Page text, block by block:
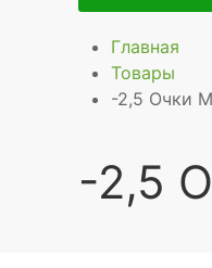
Главная
Товары
-2,5 Очки
-2,5